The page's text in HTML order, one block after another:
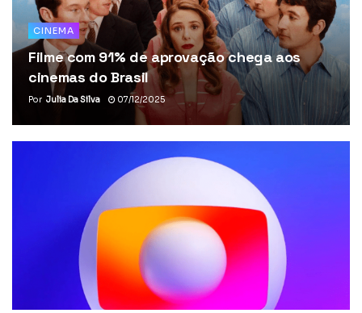
CINEMA
Filme com 91% de aprovação chega aos
cinemas do Brasil
Por Julia Da Silva 07/12/2025